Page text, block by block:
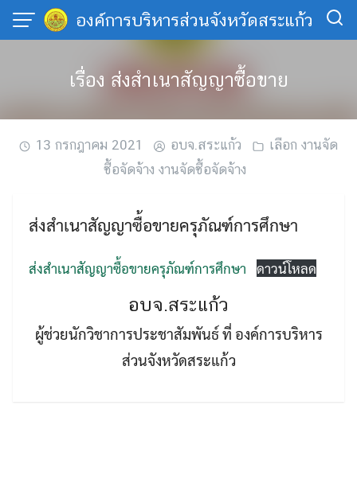
Skip
องค์การบริหารส่วนจังหวัดสระแก้ว
เรื่อง ส่งสำเนาสัญญาซื้อขาย
13 กรกฎาคม 2021 อบจ.สระแก้ว
เลือก งานจัด
ซื้อจัดจ้าง งานจัดซื้อจัดจ้าง
ส่งสำเนาสัญญาซื้อขายครุภัณฑ์การศึกษา
ส่งสำเนาสัญญาซื้อขายครุภัณฑ์การศึกษา ดาวน์โหลด
อบจ.สระแก้ว
ผู้ช่วยนักวิชาการประชาสัมพันธ์ ที่ องค์การบริหาร
ส่วนจังหวัดสระแก้ว